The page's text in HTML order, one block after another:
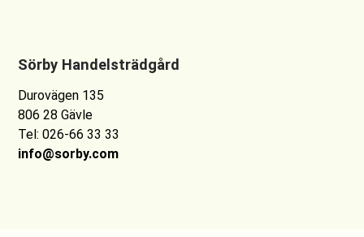
Sörby Handelsträdgård
Durovägen 135
806 28 Gävle
Tel: 026-66 33 33
info@sorby.com